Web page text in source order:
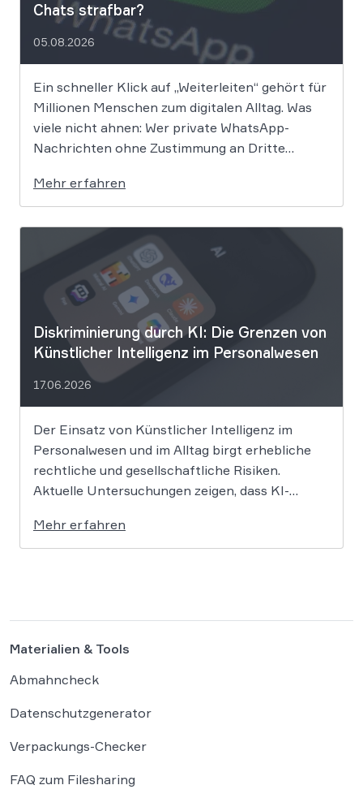
Chats strafbar?
05.08.2026
Ein schneller Klick auf „Weiterleiten“ gehört für
Millionen Menschen zum digitalen Alltag. Was
viele nicht ahnen: Wer private WhatsApp-
Nachrichten ohne Zustimmung an Dritte
dünnem Eis. Der Bundesgerichtshof befasst
sich derzeit mit der Frage, ob eine solche
Weitergabe gegen die europäische
Datenschutz-Grundverordnung verstößt und
Mehr erfahren
Diskriminierung durch KI: Die Grenzen von
Künstlicher Intelligenz im Personalwesen
17.06.2026
Der Einsatz von Künstlicher Intelligenz im
Personalwesen und im Alltag birgt erhebliche
rechtliche und gesellschaftliche Risiken.
Aktuelle Untersuchungen zeigen, dass KI-
Bewerbungsprozessen systematisch rassistisch
aussortieren und Frauen zu geringeren
Digitalisierung […]
Mehr erfahren
Materialien & Tools
Abmahncheck
Datenschutzgenerator
Verpackungs-Checker
FAQ zum Filesharing